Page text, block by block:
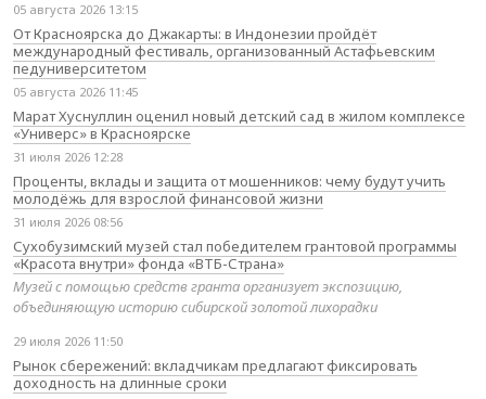
05 августа 2026 13:15
От Красноярска до Джакарты: в Индонезии пройдёт
международный фестиваль, организованный Астафьевским
педуниверситетом
05 августа 2026 11:45
Марат Хуснуллин оценил новый детский сад в жилом комплексе
«Универс» в Красноярске
31 июля 2026 12:28
Проценты, вклады и защита от мошенников: чему будут учить
молодёжь для взрослой финансовой жизни
31 июля 2026 08:56
Сухобузимский музей стал победителем грантовой программы
«Красота внутри» фонда «ВТБ-Страна»
Музей с помощью средств гранта организует экспозицию,
объединяющую историю сибирской золотой лихорадки
29 июля 2026 11:50
Рынок сбережений: вкладчикам предлагают фиксировать
доходность на длинные сроки